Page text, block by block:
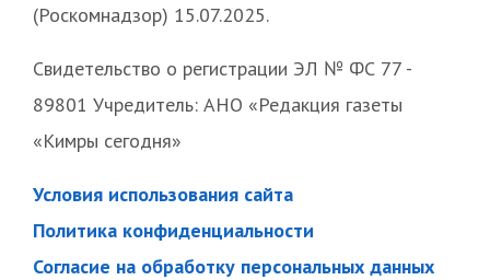
(Роскомнадзор) 15.07.2025.
Свидетельство о регистрации ЭЛ № ФС 77 -
89801 Учредитель: АНО «Редакция газеты
«Кимры сегодня»
Условия использования сайта
Политика конфиденциальности
Согласие на обработку персональных данных